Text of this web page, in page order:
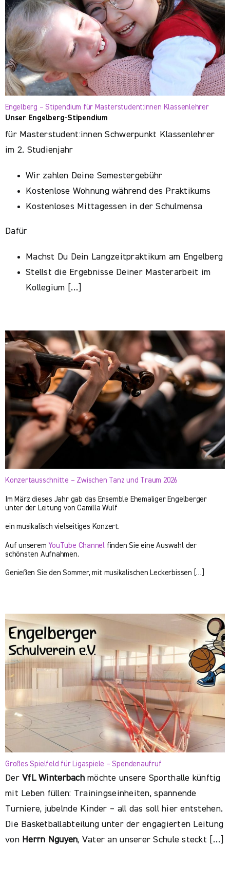
Engelberg – Stipendium für Masterstudent:innen Klassenlehrer
Unser Engelberg-Stipendium
für Masterstudent:innen Schwerpunkt Klassenlehrer
im 2. Studienjahr
Wir zahlen Deine Semestergebühr
Kostenlose Wohnung während des Praktikums
Kostenloses Mittagessen in der Schulmensa
Dafür
Machst Du Dein Langzeitpraktikum am Engelberg
Stellst die Ergebnisse Deiner Masterarbeit im
Kollegium […]
Konzertausschnitte – Zwischen Tanz und Traum 2026
Im März dieses Jahr gab das Ensemble Ehemaliger Engelberger
unter der Leitung von Camilla Wulf
ein musikalisch vielseitiges Konzert.
Auf unserem YouTube Channel finden Sie eine Auswahl der
schönsten Aufnahmen.
Genießen Sie den Sommer, mit musikalischen Leckerbissen […]
Großes Spielfeld für Ligaspiele – Spendenaufruf
DerVfL Winterbachmöchte unsere Sporthalle künftig
mit Leben füllen: Trainingseinheiten, spannende
Turniere, jubelnde Kinder – all das soll hier entstehen.
Die Basketballabteilung unter der engagierten Leitung
von Herrn Nguyen, Vater an unserer Schule steckt […]